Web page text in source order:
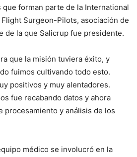
forman parte de la International
Surgeon-Pilots, asociación de
de la que Salicrup fue presidente.
que la misión tuviera éxito, y
fuimos cultivando todo esto.
positivos y muy alentadores.
fue recabando datos y ahora
procesamiento y análisis de los
médico se involucró en la